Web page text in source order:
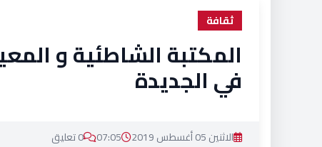
ثقافة
المكتبة الشاطئية و
في الجديدة
الاثنين 05 أغسطس 2019 07:05 0 تعليق